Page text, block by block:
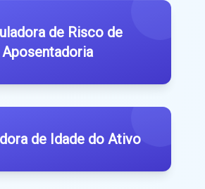
de Risco de
Aposentadoria
de Idade do Ativo